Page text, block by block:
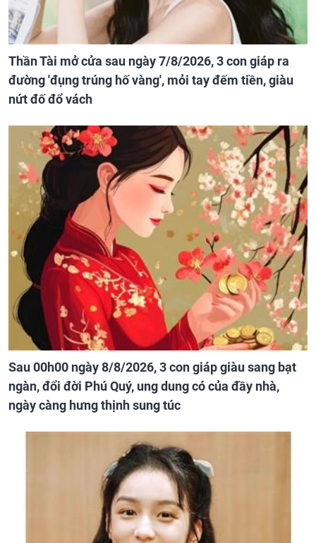
Thần Tài mở cửa sau ngày 7/8/2026, 3 con giáp ra
đường 'đụng trúng hố vàng', mỏi tay đếm tiền, giàu
nứt đố đổ vách
Sau 00h00 ngày 8/8/2026, 3 con giáp giàu sang bạt
ngàn, đổi đời Phú Quý, ung dung có của đầy nhà,
ngày càng hưng thịnh sung túc